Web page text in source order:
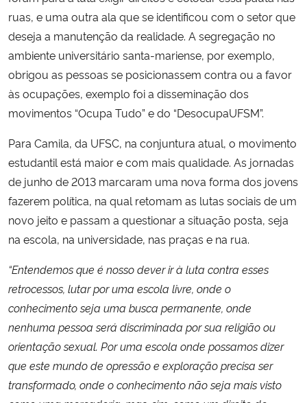
ruas, e uma outra ala que se identificou com o setor que
deseja a manutenção da realidade. A segregação no
ambiente universitário santa-mariense, por exemplo,
obrigou as pessoas se posicionassem contra ou a favor
às ocupações, exemplo foi a disseminação dos
movimentos “Ocupa Tudo” e do “DesocupaUFSM”.
Para Camila, da UFSC, na conjuntura atual, o movimento
estudantil está maior e com mais qualidade. As jornadas
de junho de 2013 marcaram uma nova forma dos jovens
fazerem política, na qual retomam as lutas sociais de um
novo jeito e passam a questionar a situação posta, seja
na escola, na universidade, nas praças e na rua.
“Entendemos que é nosso dever ir à luta contra esses
retrocessos, lutar por uma escola livre, onde o
conhecimento seja uma busca permanente, onde
nenhuma pessoa será discriminada por sua religião ou
orientação sexual. Por uma escola onde possamos dizer
que este mundo de opressão e exploração precisa ser
transformado, onde o conhecimento não seja mais visto